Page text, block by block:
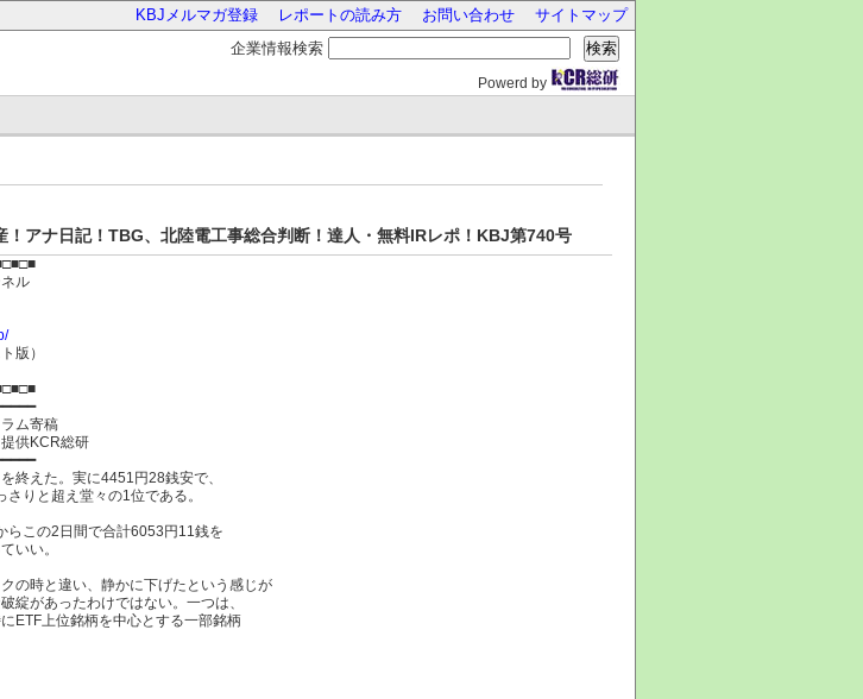
KBJメルマガ登録 レポートの読み方 お問い合わせ
サイトマップ
企業情報検索
検索
Powerd by
！アナ日記！TBG、北陸電工事総合判断！達人・無料IRレポ！KBJ第740号
ネル
版）
ム寄稿
供KCR総研
終えた。実に4451円28銭安で、
りと超え堂々の1位である。
らこの2日間で合計6053円11銭を
いい。
の時と違い、静かに下げたという感じが
綻があったわけではない。一つは、
ETF上位銘柄を中心とする一部銘柄